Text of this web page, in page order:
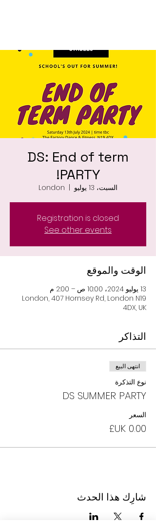
DS: End of term
PARTY!
السبت، 13 يوليو
  |
London
Registration is closed
See other events
الوقت والموقع
13 يوليو 2024، 10:00 ص – 2:00 م
London, 407 Hornsey Rd, London N19
4DX, UK
التذاكر
انتهى البيع
نوع التذكرة
DS SUMMER PARTY
السعر
شارِك هذا الحدث